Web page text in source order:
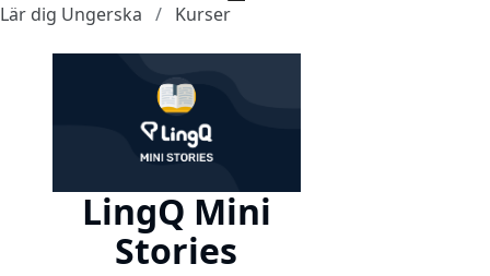
Lär dig Ungerska Kurser
LingQ Mini
Stories